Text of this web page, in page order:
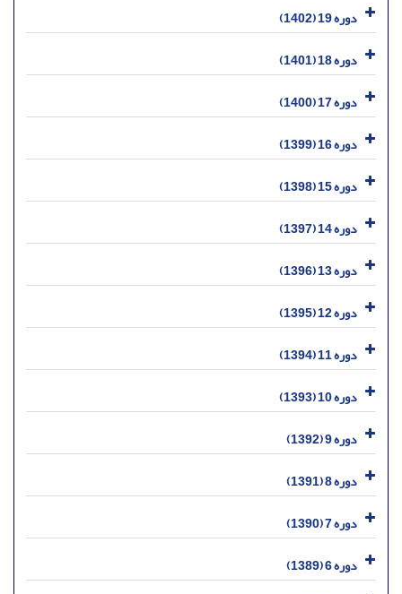
دوره 19 (1402)
دوره 18 (1401)
دوره 17 (1400)
دوره 16 (1399)
دوره 15 (1398)
دوره 14 (1397)
دوره 13 (1396)
دوره 12 (1395)
دوره 11 (1394)
دوره 10 (1393)
دوره 9 (1392)
دوره 8 (1391)
دوره 7 (1390)
دوره 6 (1389)